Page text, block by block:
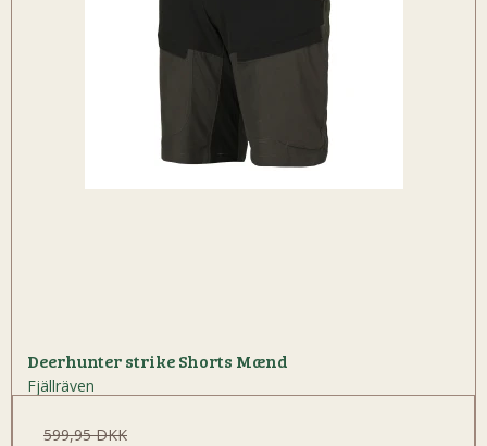
Deerhunter strike Shorts Mænd
Fjällräven
599,95 DKK